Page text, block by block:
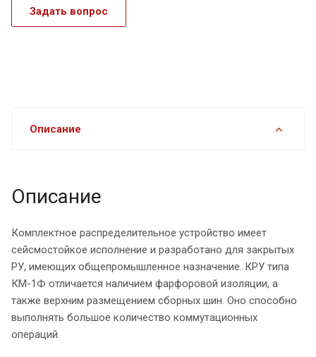
Задать вопрос
Описание
Описание
Комплектное распределительное устройство имеет
сейсмостойкое исполнение и разработано для закрытых
РУ, имеющих общепромышленное назначение. КРУ типа
КМ-1Ф отличается наличием фарфоровой изоляции, а
также верхним размещением сборных шин. Оно способно
выполнять большое количество коммутационных
операций.